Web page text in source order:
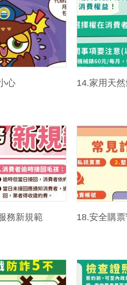
心 14.家用天
務新規範 18.安全購